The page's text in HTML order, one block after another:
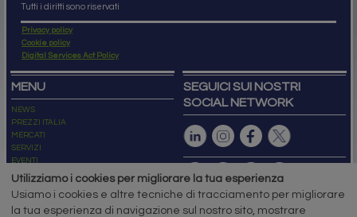
Tutti i diritti sono riservati
Privacy policy
Cookie policy
Digital Services Act Policy
MENU
NEWS
PREZZI ITALIA
MERCATI
SERVIZI
EVENTI
ABBONAMENTI
NEWSLETTER
SEGUICI SUI NOSTRI
SOCIAL NETWORK
Utilizziamo i cookies per migliorare la tua esperienza
Usiamo i cookies e altre tecniche di tracciamento per migliorare
la tua esperienza di navigazione sul nostro sito, mostrare